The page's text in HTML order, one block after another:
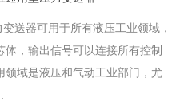
送器可用于所有液压工业领域，
，输出信号可以连接所有控制
领域是液压和气动工业部门，尤